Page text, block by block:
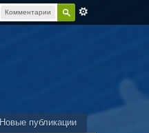
Комментарии
Новые публикации